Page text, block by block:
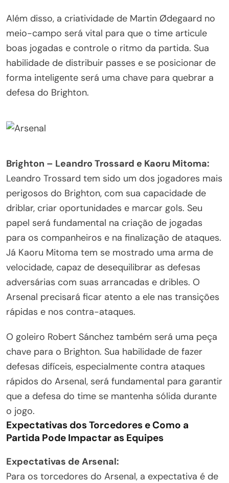
Além disso, a criatividade de Martin Ødegaard no
meio-campo será vital para que o time articule
boas jogadas e controle o ritmo da partida. Sua
habilidade de distribuir passes e se posicionar de
forma inteligente será uma chave para quebrar a
defesa do Brighton.
Brighton – Leandro Trossard e Kaoru Mitoma:
Leandro Trossard tem sido um dos jogadores mais
perigosos do Brighton, com sua capacidade de
driblar, criar oportunidades e marcar gols. Seu
papel será fundamental na criação de jogadas
para os companheiros e na finalização de ataques.
Já Kaoru Mitoma tem se mostrado uma arma de
velocidade, capaz de desequilibrar as defesas
adversárias com suas arrancadas e dribles. O
Arsenal precisará ficar atento a ele nas transições
rápidas e nos contra-ataques.
O goleiro Robert Sánchez também será uma peça
chave para o Brighton. Sua habilidade de fazer
defesas difíceis, especialmente contra ataques
rápidos do Arsenal, será fundamental para garantir
que a defesa do time se mantenha sólida durante
o jogo.
Expectativas dos Torcedores e Como a
Partida Pode Impactar as Equipes
Expectativas de Arsenal:
Para os torcedores do Arsenal, a expectativa é de